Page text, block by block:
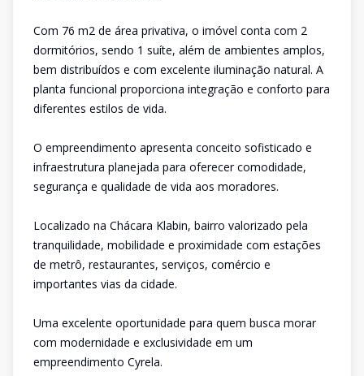
Com 76 m2 de área privativa, o imóvel conta com 2
dormitórios, sendo 1 suíte, além de ambientes amplos,
bem distribuídos e com excelente iluminação natural. A
planta funcional proporciona integração e conforto para
diferentes estilos de vida.
O empreendimento apresenta conceito sofisticado e
infraestrutura planejada para oferecer comodidade,
segurança e qualidade de vida aos moradores.
Localizado na Chácara Klabin, bairro valorizado pela
tranquilidade, mobilidade e proximidade com estações
de metrô, restaurantes, serviços, comércio e
importantes vias da cidade.
Uma excelente oportunidade para quem busca morar
com modernidade e exclusividade em um
empreendimento Cyrela.